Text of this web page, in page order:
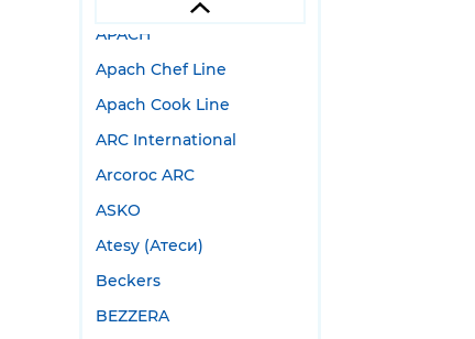
APACH
Apach Chef Line
Apach Cook Line
ARC International
Arcoroc ARC
ASKO
Atesy (Атеси)
Beckers
BEZZERA